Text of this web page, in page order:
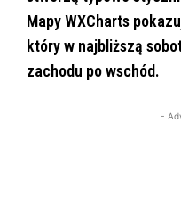
Mapy WXCharts
który w najbliższą
zachodu po wschód.
-